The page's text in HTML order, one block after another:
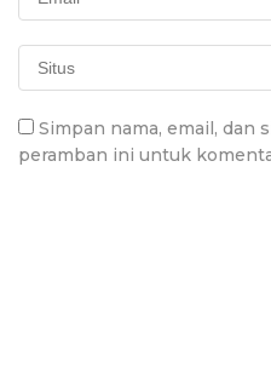
Simpan nama, email, dan
peramban ini untuk